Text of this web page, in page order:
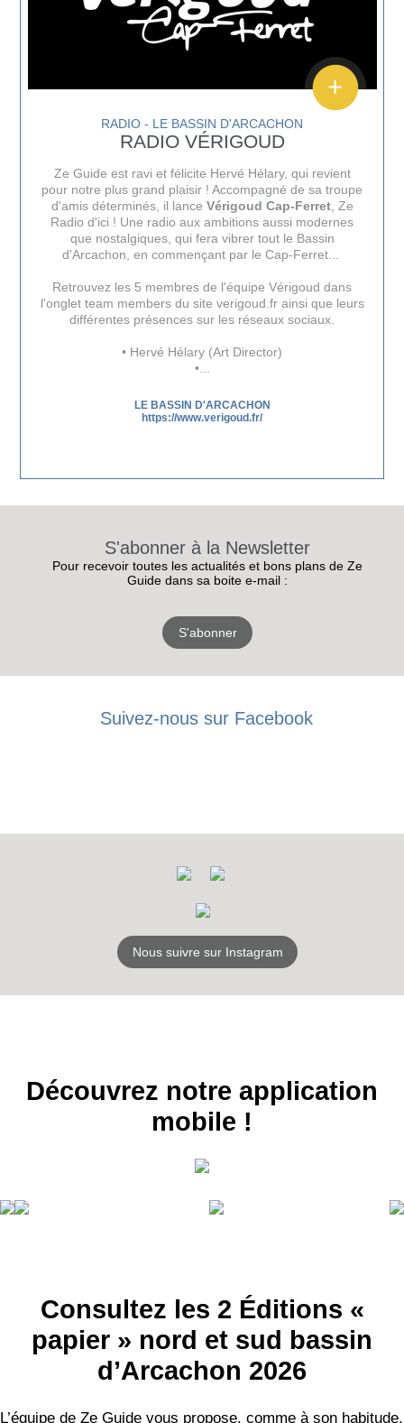
RECEVEZ
BONS PLANS
INSCRIPTION
RADIO - LE BASSIN D'ARCACHON
RADIO VÉRIGOUD
Ze Guide est ravi et félicite Hervé Hélary, qui revient
pour notre plus grand plaisir ! Accompagné de sa troupe
d'amis déterminés, il lance Vérigoud Cap-Ferret, Ze
Radio d'ici ! Une radio aux ambitions aussi modernes
que nostalgiques, qui fera vibrer tout le Bassin
d'Arcachon, en commençant par le Cap-Ferret...
Retrouvez les 5 membres de l'équipe Vérigoud dans
l'onglet team membersdu site verigoud.fr ainsi que leurs
différentes présences sur les réseaux sociaux.
• Hervé Hélary (Art Director)
•...
LE BASSIN D'ARCACHON
https://www.verigoud.fr/
S'abonner à la Newsletter
Pour recevoir toutes les actualités et bons plans de Ze
Guide dans sa boite e-mail :
S'abonner
Suivez-nous sur Facebook
Nous suivre sur Instagram
Découvrez notre application
mobile !
Consultez les 2 Éditions «
papier » nord et sud bassin
d’Arcachon 2026
L’équipe de Ze Guide vous propose, comme à son habitude,